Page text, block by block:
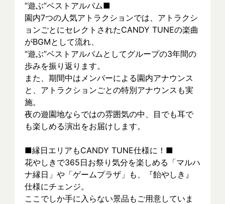
“遊ぶ”ベストアルバム■
園内7つの人気アトラクションでは、アトラクシ
ョンごとにセレクトされたCANDY TUNEの楽曲
がBGMとして流れ、
“遊ぶ”ベストアルバムとしてグループの3年間の
歩みを振り返ります。
また、期間中はメンバーによる園内アナウンス
と、アトラクションごとの特別アナウンスも実
施。
夜の遊園地ならではの雰囲気の中、目でも耳で
も楽しめる演出をお届けします。
■縁日エリアもCANDY TUNE仕様に！■
花やしきで365日お祭り気分を楽しめる「マルハ
ナ縁日」や「ゲームプラザ」も、『飴やしき』
仕様にチェンジ。
ここでしか手に入らない景品もご用意していま